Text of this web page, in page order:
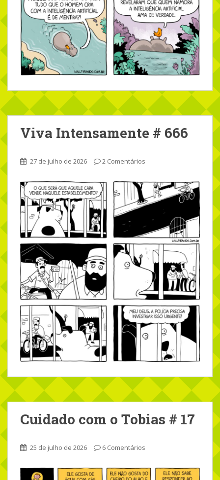
Viva Intensamente # 666
27 de julho de 2026 2 Comentários
Cuidado com o Tobias # 17
25 de julho de 2026 6 Comentários